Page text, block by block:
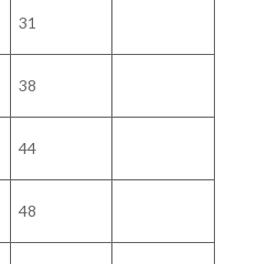
31
38
44
48